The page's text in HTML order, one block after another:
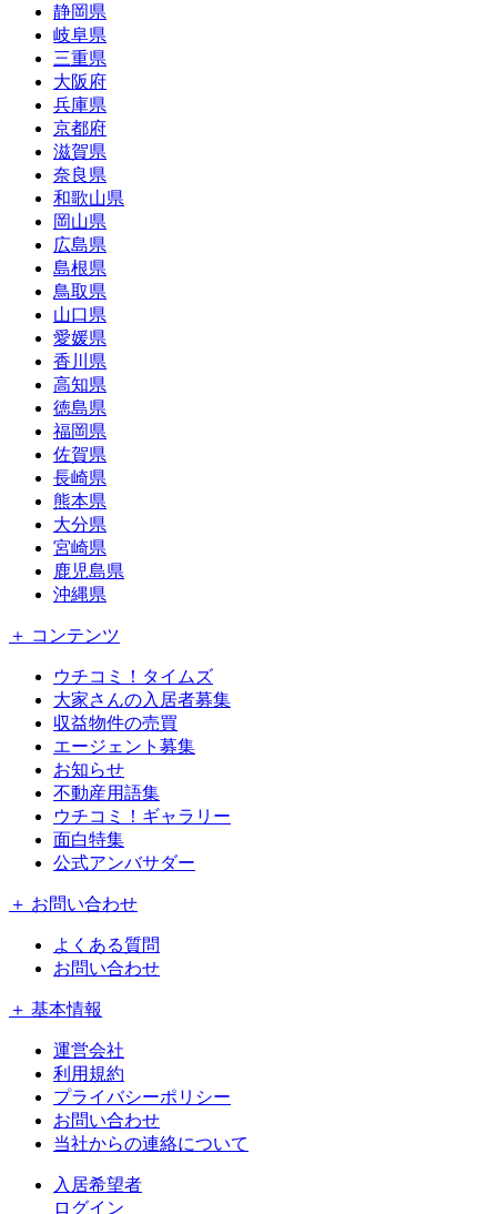
静岡県
岐阜県
三重県
大阪府
兵庫県
京都府
滋賀県
奈良県
和歌山県
岡山県
広島県
島根県
鳥取県
山口県
愛媛県
香川県
高知県
徳島県
福岡県
佐賀県
長崎県
熊本県
大分県
宮崎県
鹿児島県
沖縄県
＋ コンテンツ
ウチコミ！タイムズ
大家さんの入居者募集
収益物件の売買
エージェント募集
お知らせ
不動産用語集
ウチコミ！ギャラリー
面白特集
公式アンバサダー
＋ お問い合わせ
よくある質問
お問い合わせ
＋ 基本情報
運営会社
利用規約
プライバシーポリシー
お問い合わせ
当社からの連絡について
入居希望者
ログイン